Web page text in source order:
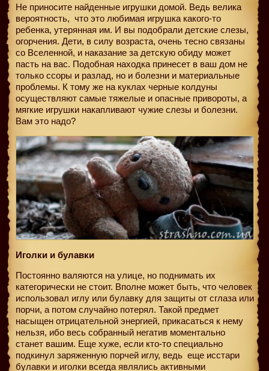
Не приносите найденные игрушки домой. Ведь велика
вероятность, что это любимая игрушка какого-то
ребенка, утерянная им. И вы подобрали детские слезы,
огорчения. Дети, в силу возраста, очень тесно связаны
со Вселенной, и наказание за детскую обиду может
пасть на вас. Подобная находка принесет в ваш дом не
только ссоры и разлад, но и болезни и материальные
проблемы. К тому же на куклах черные колдуны
осуществляют самые тяжелые и опасные привороты, а
мягкие игрушки накапливают чужие слезы и болезни.
Вам это надо?
Иголки и булавки
Постоянно валяются на улице, но поднимать их
категорически не стоит. Вполне может быть, что человек
использовал иглу или булавку для защиты от сглаза или
порчи, а потом случайно потерял. Такой предмет
насыщен отрицательной энергией, прикасаться к нему
нельзя, ибо весь собранный негатив моментально
станет вашим. Еще хуже, если кто-то специально
подкинул заряженную порчей иглу, ведь еще исстари
булавки и иголки всегда являлись активными